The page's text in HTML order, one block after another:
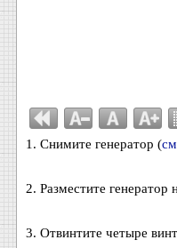
1. Снимите генератор (
2. Разместите генератор
3. Отвинтите четыре